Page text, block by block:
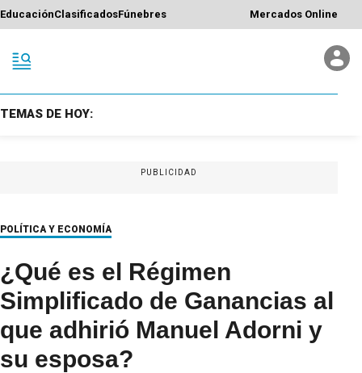
EducaciónClasificadosFúnebres Mercados Online
TEMAS DE HOY:
PUBLICIDAD
POLÍTICA Y ECONOMÍA
¿Qué es el Régimen
Simplificado de Ganancias al
que adhirió Manuel Adorni y
su esposa?